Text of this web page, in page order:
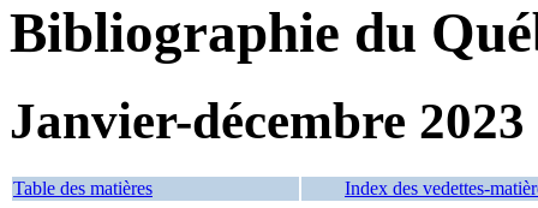
Bibliographie du
Janvier-décembre 2023
Table des matières Index des vedettes-